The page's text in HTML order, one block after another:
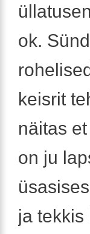
ok.
keisrit
näitas
on ju
ja tekkis